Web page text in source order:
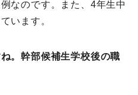
なのです。また、4年生中
います。
。幹部候補生学校後の職